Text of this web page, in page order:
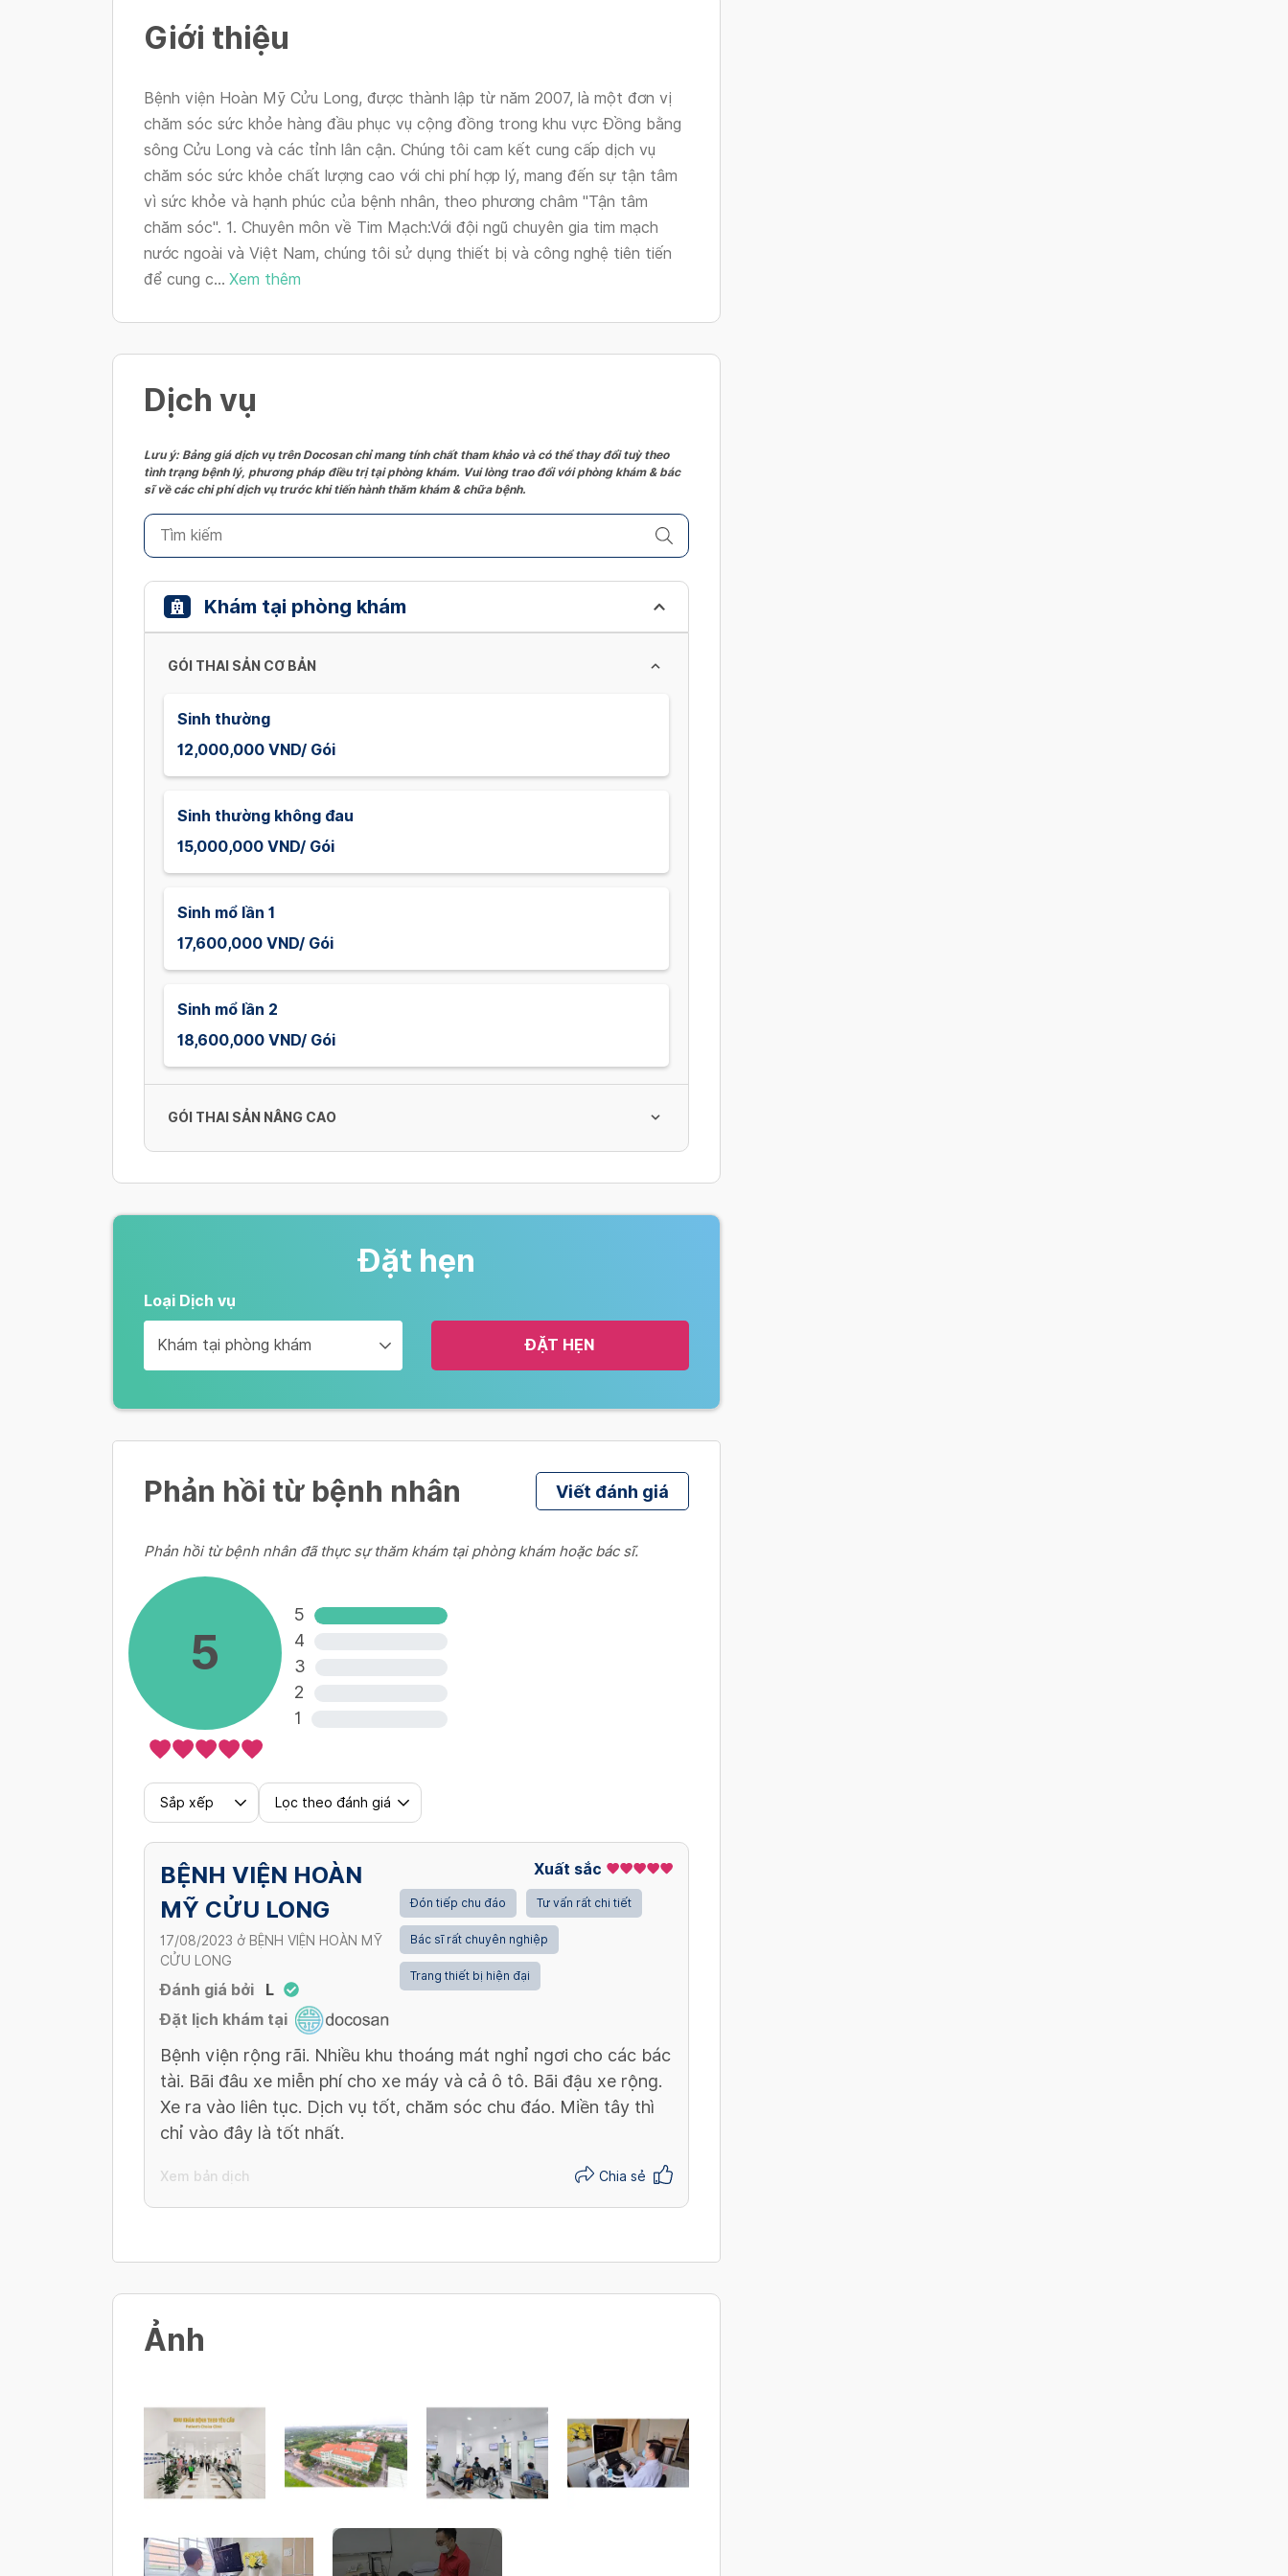
Giới thiệu
Bệnh viện Hoàn Mỹ Cửu Long, được thành lập từ năm 2007, là một đơn vị
chăm sóc sức khỏe hàng đầu phục vụ cộng đồng trong khu vực Đồng bằng
sông Cửu Long và các tỉnh lân cận. Chúng tôi cam kết cung cấp dịch vụ
chăm sóc sức khỏe chất lượng cao với chi phí hợp lý, mang đến sự tận tâm
vì sức khỏe và hạnh phúc của bệnh nhân, theo phương châm "Tận tâm
chăm sóc". 1. Chuyên môn về Tim Mạch:Với đội ngũ chuyên gia tim mạch
nước ngoài và Việt Nam, chúng tôi sử dụng thiết bị và công nghệ tiên tiến
để cung c... Xem thêm
Dịch vụ
Lưu ý: Bảng giá dịch vụ trên Docosan chỉ mang tính chất tham khảo và có thể thay đổi tuỳ theo
tình trạng bệnh lý, phương pháp điều trị tại phòng khám. Vui lòng trao đổi với phòng khám & bác
sĩ về các chi phí dịch vụ trước khi tiến hành thăm khám & chữa bệnh.
Khám tại phòng khám
GÓI THAI SẢN CƠ BẢN
Sinh thường
12,000,000 VND/ Gói
Sinh thường không đau
15,000,000 VND/ Gói
Sinh mổ lần 1
17,600,000 VND/ Gói
Sinh mổ lần 2
18,600,000 VND/ Gói
GÓI THAI SẢN NÂNG CAO
Sinh thường không đau
17,000,000 - 23,400,000 VND/ Gói
19,600,000 - 26,600,000 VND/ Gói
Sinh mổ lần 2
Đặt hẹn
Loại Dịch vụ
Khám tại phòng khám ĐẶT HẸN
Phản hồi từ bệnh nhân Viết đánh giá
Phản hồi từ bệnh nhân đã thực sự thăm khám tại phòng khám hoặc bác sĩ.
5
5
4
3
2
1
Sắp xếp Lọc theo đánh giá
BỆNH VIỆN HOÀN
MỸ CỬU LONG
17/08/2023 ở BỆNH VIỆN HOÀN MỸ
CỬU LONG
Đánh giá bởi
L
Đặt lịch khám tại
Xuất sắc
Đón tiếp chu đáo Tư vấn rất chi tiết
Bác sĩ rất chuyên nghiệp
Trang thiết bị hiện đại
Bệnh viện rộng rãi. Nhiều khu thoáng mát nghỉ ngơi cho các bác
tài. Bãi đâu xe miễn phí cho xe máy và cả ô tô. Bãi đậu xe rộng.
Xe ra vào liên tục. Dịch vụ tốt, chăm sóc chu đáo. Miền tây thì
chỉ vào đây là tốt nhất.
Xem bản dịch Chia sẻ
Ảnh